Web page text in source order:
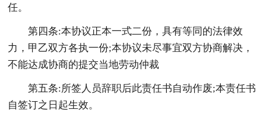
任。
第四条:本协议正本一式二份，具有等同的法律效
力，甲乙双方各执一份;本协议未尽事宜双方协商解决，
不能达成协商的提交当地劳动仲裁
第五条:所签人员辞职后此责任书自动作废;本责任书
自签订之日起生效。